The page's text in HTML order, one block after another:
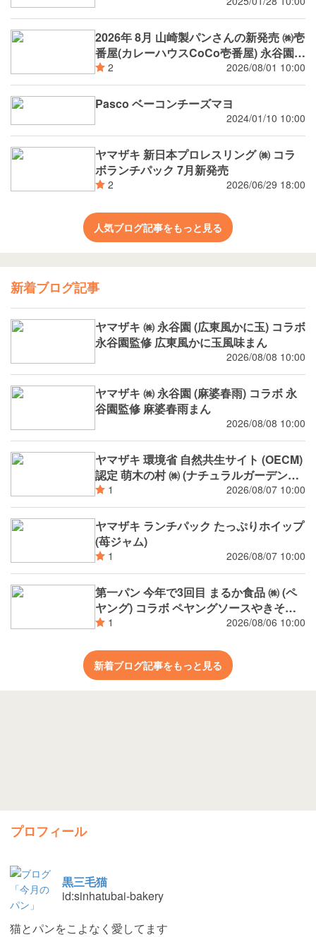
2026年 8月 山崎製パンさんの新発売 ㈱壱
番屋(カレーハウスCoCo壱番屋) 永谷園
(広東風かに玉 麻婆春雨) 新潟市消防局 ㈱
つらら ㈱矢場とん 環境省 自然共生サイ
ト (OECM) 認定 萌木の村 ㈱ (ナチュラル
ガーデンズMOEGI) 阪神タイガース コラ
2 2026/08/01 10:00
Pasco ベーコンチーズマヨ
2024/01/10 10:00
ヤマザキ 新日本プロレスリング ㈱ コラ
ボランチパック 7月新発売
2 2026/06/29 18:00
人気ブログ記事をもっと見る
新着ブログ記事
ヤマザキ ㈱ 永谷園 (広東風かに玉) コラボ
永谷園監修 広東風かに玉風味まん
2026/08/08 10:00
ヤマザキ ㈱ 永谷園 (麻婆春雨) コラボ 永
谷園監修 麻婆春雨まん
2026/08/08 10:00
ヤマザキ 環境省 自然共生サイト (OECM)
認定 萌木の村 ㈱ (ナチュラルガーデンズ
MOEGI) コラボ ランチパック シャインマ
スカットジャム と 白桃ジャム
1 2026/08/07 10:00
ヤマザキ ランチパック たっぷりホイップ
(苺ジャム)
1 2026/08/07 10:00
第一パン 今年で3回目 まるか食品 ㈱ (ペ
ヤング) コラボ ペヤングソースやきそば
揚げパン
1 2026/08/06 10:00
新着ブログ記事をもっと見る
プロフィール
黒三毛猫
id:sinhatubai-bakery
猫とパンをこよなく愛してます